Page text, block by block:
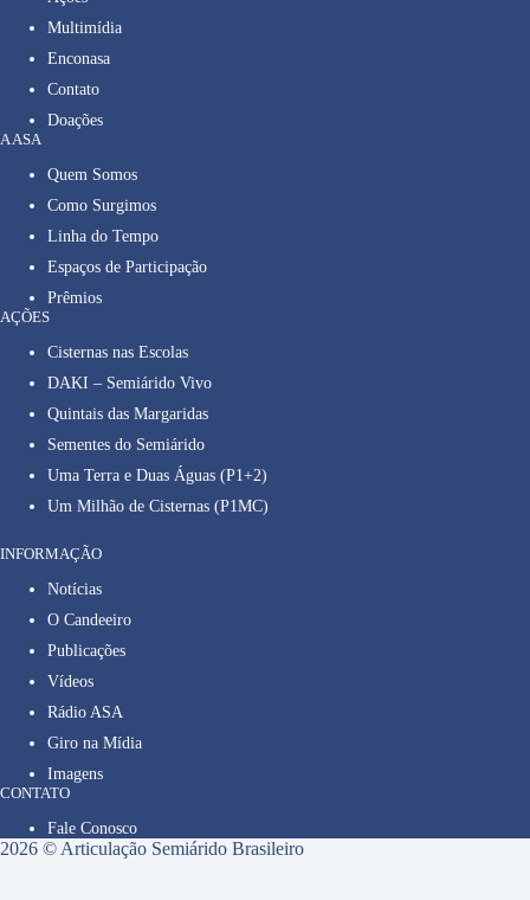
Multimídia
Enconasa
Contato
Doações
A ASA
Quem Somos
Como Surgimos
Linha do Tempo
Espaços de Participação
Prêmios
AÇÕES
Cisternas nas Escolas
DAKI – Semiárido Vivo
Quintais das Margaridas
Sementes do Semiárido
Uma Terra e Duas Águas (P1+2)
Um Milhão de Cisternas (P1MC)
INFORMAÇÃO
Notícias
O Candeeiro
Publicações
Vídeos
Rádio ASA
Giro na Mídia
Imagens
CONTATO
Fale Conosco
2026 © Articulação Semiárido Brasileiro